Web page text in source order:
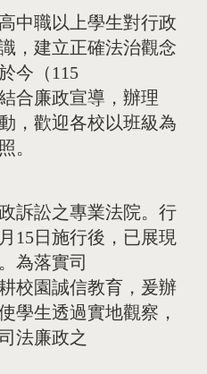
職以上學生對行政
，建立正確法治觀念
今（115
宣導，辦理
，歡迎各校以班級為
。
訴訟之專業法院。行
15日施行後，已展現
為落實司
園誠信教育，爰辦
學生透過實地觀察，
法廉政之